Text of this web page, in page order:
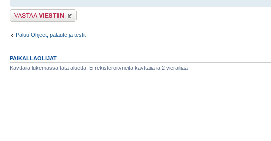
Lähetä vastaus
Paluu Ohjeet, palaute ja testit
PAIKALLAOLIJAT
Käyttäjiä lukemassa tätä aluetta: Ei rekisteröityneitä käyttäjiä ja 2 vierailijaa